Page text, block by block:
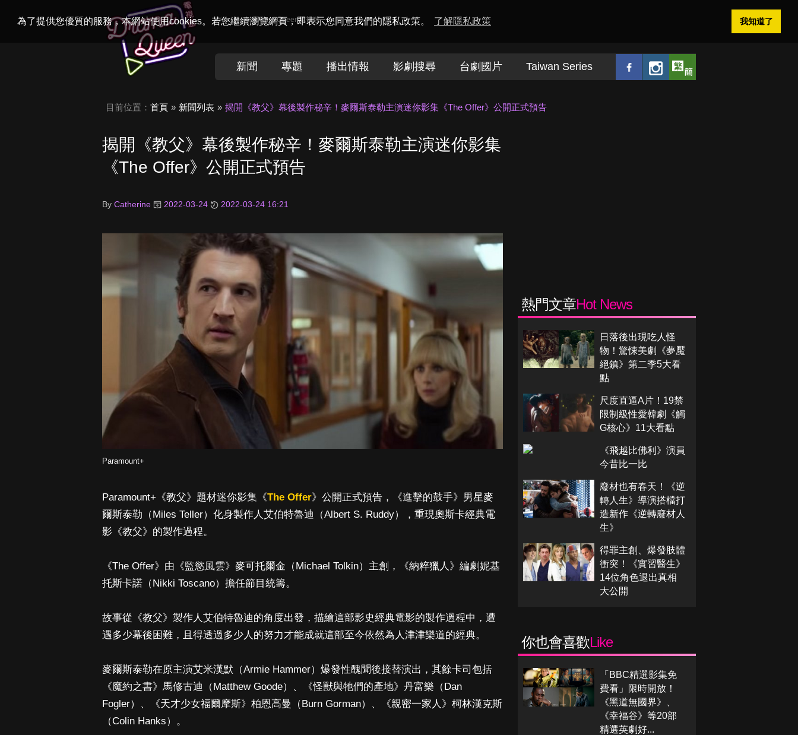
為了提供您優質的服務，本網站使用cookies。若您繼續瀏覽網頁，即表示您同意我們的隱私政策。 了解隱私政策 我知道了
Welcome toDramaQueen電視迷
新聞 專題 播出情報 影劇搜尋 台劇國片 Taiwan Series
目前位置： 首頁 新聞列表 揭開《教父》幕後製作秘辛！麥爾斯泰勒主演迷你影集《The Offer》公開正式預告
揭開《教父》幕後製作秘辛！麥爾斯泰勒主演迷你影集
《The Offer》公開正式預告
By Catherine 2022-03-24 2022-03-24 16:21
Paramount+
Paramount+《教父》題材迷你影集《The Offer》公開正式預告，《進擊的鼓手》男星麥
爾斯泰勒（Miles Teller）化身製作人艾伯特魯迪（Albert S. Ruddy），重現奧斯卡經典電
影《教父》的製作過程。
《The Offer》由《監慾風雲》麥可托爾金（Michael Tolkin）主創，《納粹獵人》編劇妮基
托斯卡諾（Nikki Toscano）擔任節目統籌。
故事從《教父》製作人艾伯特魯迪的角度出發，描繪這部影史經典電影的製作過程中，遭
遇多少幕後困難，且得透過多少人的努力才能成就這部至今依然為人津津樂道的經典。
麥爾斯泰勒在原主演艾米漢默（Armie Hammer）爆發性醜聞後接替演出，其餘卡司包括
《魔約之書》馬修古迪（Matthew Goode）、《怪獸與牠們的產地》丹富樂（Dan
Fogler）、《天才少女福爾摩斯》柏恩高曼（Burn Gorman）、《親密一家人》柯林漢克斯
（Colin Hanks）。
熱門文章Hot News
日落後出現吃人怪
物！驚悚美劇《夢魘
絕鎮》第二季5大看
點
尺度直逼A片！19禁
限制級性愛韓劇《觸
G核心》11大看點
《飛越比佛利》演員
今昔比一比
廢材也有春天！《逆
轉人生》導演搭檔打
造新作《逆轉廢材人
生》
得罪主創、爆發肢體
衝突！《實習醫生》
14位角色退出真相
大公開
你也會喜歡Like
「BBC精選影集免
費看」限時開放！
《黑道無國界》、
《幸福谷》等20部
精選英劇好...